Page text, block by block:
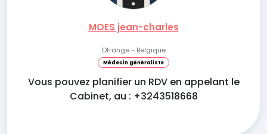
MOES jean-charles
Otrange - Belgique
Médecin généraliste
Vous pouvez planifier un RDV en appelant le
Cabinet, au : +3243518668